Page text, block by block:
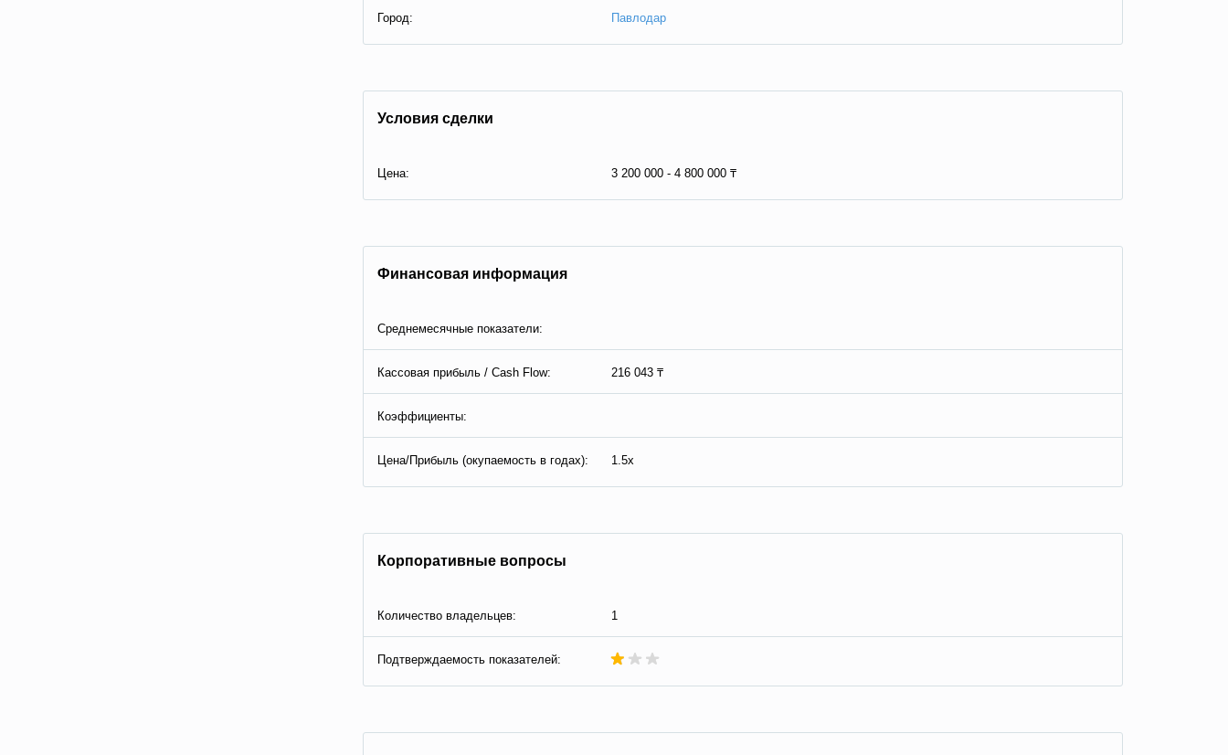
Город: Павлодар
Условия сделки
Цена: 3 200 000 - 4 800 000 ₸
Финансовая информация
Среднемесячные показатели:
Кассовая прибыль / Сash Flow: 216 043 ₸
Коэффициенты:
Цена/Прибыль (окупаемость в годах): 1.5x
Корпоративные вопросы
Количество владельцев: 1
Подтверждаемость показателей: